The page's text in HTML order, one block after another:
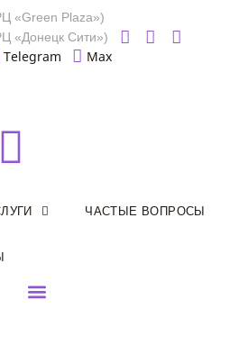
«Green Plaza»)
«Донецк Сити»)
Telegram Max
ЧАСТЫЕ ВОПРОСЫ